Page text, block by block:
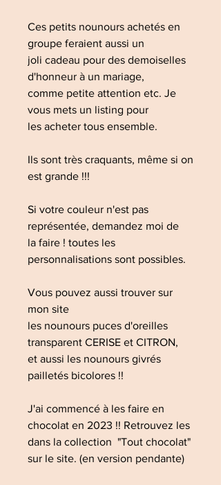
Ces petits nounours achetés en
groupe feraient aussi un
joli cadeau pour des demoiselles
d'honneur à un mariage,
comme petite attention etc. Je
vous mets un listing pour
les acheter tous ensemble.
Ils sont très craquants, même si on
est grande !!!
Si votre couleur n'est pas
représentée, demandez moi de
la faire ! toutes les
personnalisations sont possibles.
Vous pouvez aussi trouver sur
mon site
les nounours puces d'oreilles
transparent CERISE et CITRON,
et aussi les nounours givrés
pailletés bicolores !!
J'ai commencé à les faire en
chocolat en 2023 !! Retrouvez les
dans la collection "Tout chocolat"
sur le site. (en version pendante)